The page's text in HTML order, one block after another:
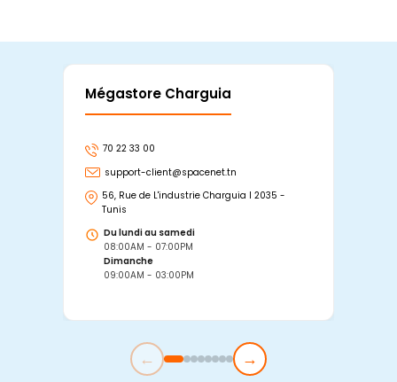
Mégastore Charguia
70 22 33 00
support-client@spacenet.tn
56, Rue de L'industrie Charguia I 2035 -
Tunis
Du lundi au samedi
08:00AM - 07:00PM
Dimanche
09:00AM - 03:00PM
← →